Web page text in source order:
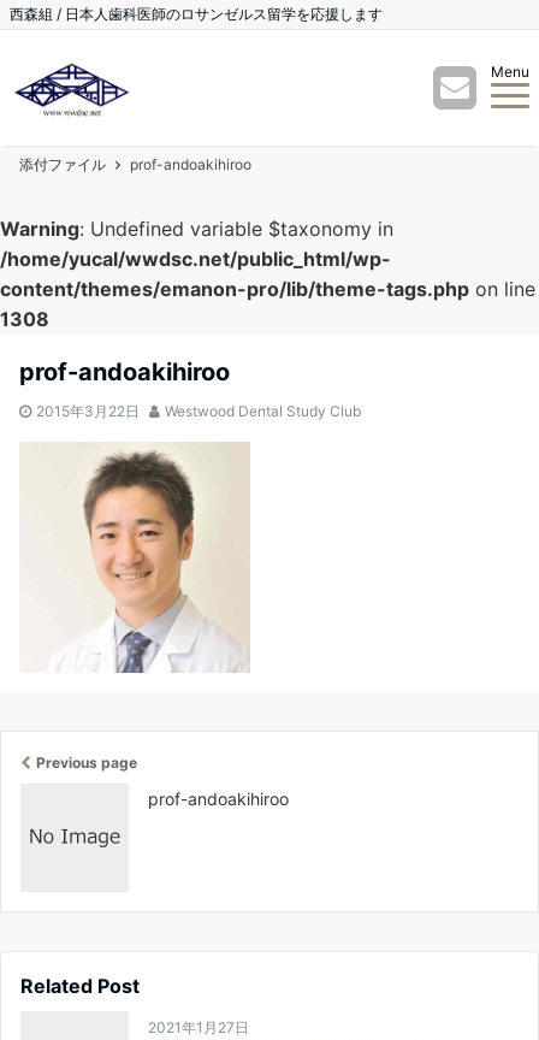
西森組 / 日本人歯科医師のロサンゼルス留学を応援します
Menu
Warning: Undefined variable $taxonomy in
/home/yucal/wwdsc.net/public_html/wp-
content/themes/emanon-pro/lib/theme-tags.php on line
1308
添付ファイル prof-andoakihiroo
prof-andoakihiroo
2015年3月22日 Westwood Dental Study Club
Previous page
prof-andoakihiroo
Related Post
2021年1月27日